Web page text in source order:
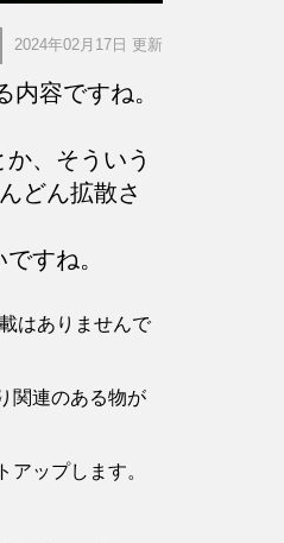
2024年02月17日 更新
容ですね。
、そういう
どん拡散さ
すね。
はありませんで
関連のある物が
ップします。